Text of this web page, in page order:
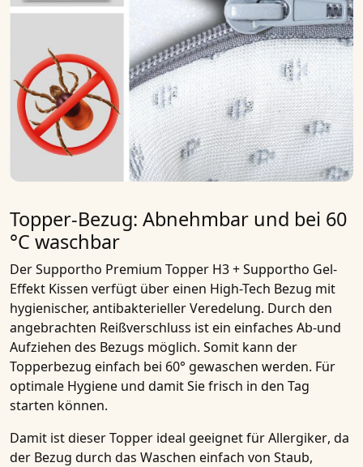
Topper-Bezug: Abnehmbar und bei 60
°C waschbar
DerSupportho Premium Topper H3 + Supportho Gel-
Effekt Kissen verfügt über einen High-Tech Bezug mit
hygienischer, antibakterieller Veredelung. Durch den
angebrachten Reißverschluss ist ein einfaches Ab-und
Aufziehen des Bezugs möglich. Somit kann der
Topperbezug einfach bei 60° gewaschen werden. Für
optimale Hygiene und damit Sie frisch in den Tag
starten können.
Damit ist dieserTopper ideal geeignet für Allergiker, da
der Bezug durch das Waschen einfach von Staub,